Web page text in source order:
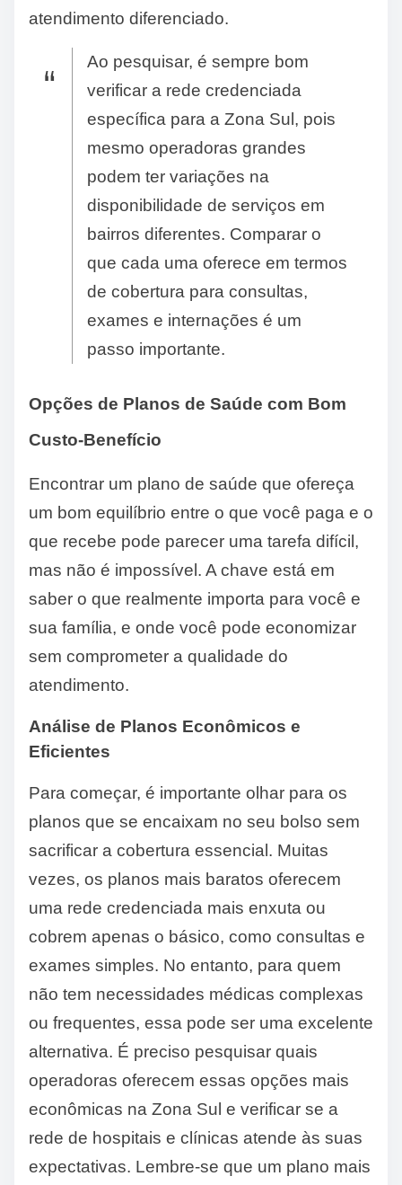
atendimento diferenciado.
Ao pesquisar, é sempre bom
verificar a rede credenciada
específica para a Zona Sul, pois
mesmo operadoras grandes
podem ter variações na
disponibilidade de serviços em
bairros diferentes. Comparar o
que cada uma oferece em termos
de cobertura para consultas,
exames e internações é um
passo importante.
Opções de Planos de Saúde com Bom
Custo-Benefício
Encontrar um plano de saúde que ofereça
um bom equilíbrio entre o que você paga e o
que recebe pode parecer uma tarefa difícil,
mas não é impossível. A chave está em
saber o que realmente importa para você e
sua família, e onde você pode economizar
sem comprometer a qualidade do
atendimento.
Análise de Planos Econômicos e
Eficientes
Para começar, é importante olhar para os
planos que se encaixam no seu bolso sem
sacrificar a cobertura essencial. Muitas
vezes, os planos mais baratos oferecem
uma rede credenciada mais enxuta ou
cobrem apenas o básico, como consultas e
exames simples. No entanto, para quem
não tem necessidades médicas complexas
ou frequentes, essa pode ser uma excelente
alternativa. É preciso pesquisar quais
operadoras oferecem essas opções mais
econômicas na Zona Sul e verificar se a
rede de hospitais e clínicas atende às suas
expectativas. Lembre-se que um plano mais